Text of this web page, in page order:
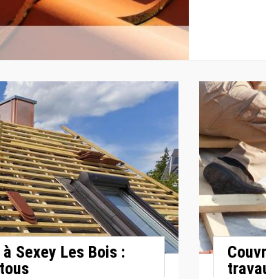
Sexey Les Bois :